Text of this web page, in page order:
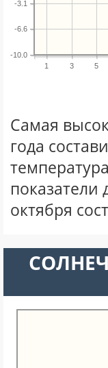
1 3 5
-10.0
-6.6
-3.1
Самая
года
октября